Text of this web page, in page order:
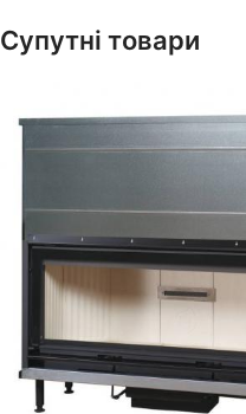
Супутні товари